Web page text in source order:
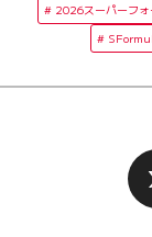
2026スーパーフ